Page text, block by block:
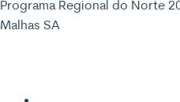
Programa Regional do Norte
Malhas SA